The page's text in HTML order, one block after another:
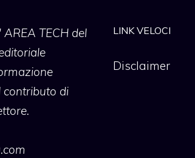
TECH del
contributo di
LINK VELOCI
Disclaimer